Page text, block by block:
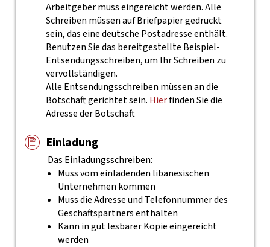
Arbeitgeber muss eingereicht werden. Alle
Schreiben müssen auf Briefpapier gedruckt
sein, das eine deutsche Postadresse enthält.
Benutzen Sie das bereitgestellte Beispiel-
Entsendungsschreiben, um Ihr Schreiben zu
vervollständigen.
Alle Entsendungsschreiben müssen an die
Botschaft gerichtet sein. Hierfinden Sie die
Adresse der Botschaft
Einladung
Das Einladungsschreiben:
Muss vom einladenden libanesischen
Unternehmen kommen
Muss die Adresse und Telefonnummer des
Geschäftspartners enthalten
Kann in gut lesbarer Kopie eingereicht
werden